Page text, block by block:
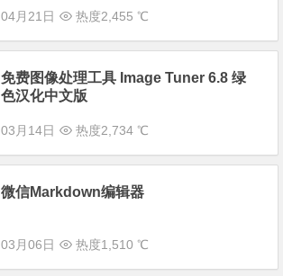
04月21日 热度2,455 ℃
免费图像处理工具 Image Tuner 6.8 绿
色汉化中文版
03月14日 热度2,734 ℃
微信Markdown编辑器
03月06日 热度1,510 ℃